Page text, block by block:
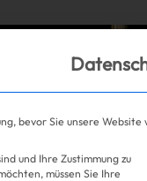
bevor Sie unsere Website
und Ihre Zustimmung zu
müssen Sie Ihre